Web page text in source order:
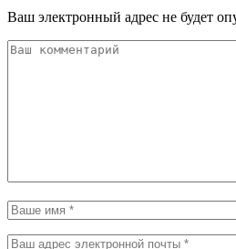
Ваш электронный адрес не будет